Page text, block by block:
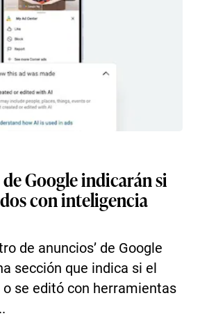
Google indicarán si
con inteligencia
de anuncios’ de Google
sección que indica si el
o se editó con herramientas